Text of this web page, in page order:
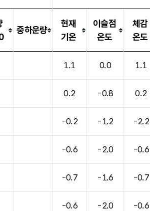
중하운량
현재
기온
이슬점
온도
체감
온도
1.1 0.0 1.1
0.2 -0.8 0.2
-0.2 -1.2 -2.2
-0.6 -2.0 -0.6
-0.7 -1.6 -0.7
-0.6 -2.0 -0.6